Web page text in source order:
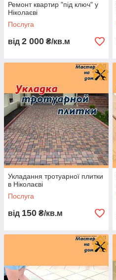
Ремонт квартир "під ключ" у
Ніколаєві
Послуга
від 2 000 ₴/кв.м
Укладання тротуарної плитки
в Ніколаєві
Послуга
від 150 ₴/кв.м